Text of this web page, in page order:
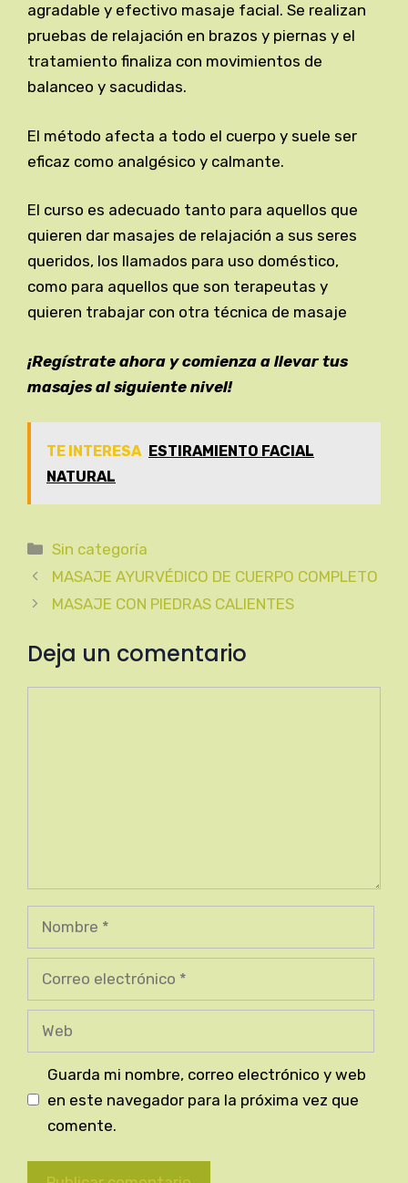
agradable y efectivo masaje facial. Se realizan
pruebas de relajación en brazos y piernas y el
tratamiento finaliza con movimientos de
balanceo y sacudidas.
El método afecta a todo el cuerpo y suele ser
eficaz como analgésico y calmante.
El curso es adecuado tanto para aquellos que
quieren dar masajes de relajación a sus seres
queridos, los llamados para uso doméstico,
como para aquellos que son terapeutas y
quieren trabajar con otra técnica de masaje
¡Regístrate ahora y comienza a llevar tus
masajes al siguiente nivel!
TE INTERESA ESTIRAMIENTO FACIAL
NATURAL
Categorías
Sin categoría
MASAJE AYURVÉDICO DE CUERPO COMPLETO
MASAJE CON PIEDRAS CALIENTES
Deja un comentario
Nombre
Correo
Web
Guarda mi nombre, correo electrónico y web
en este navegador para la próxima vez que
comente.